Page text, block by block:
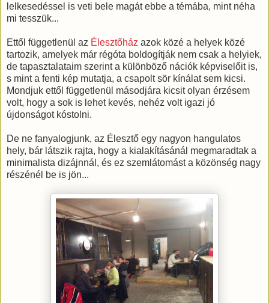
lelkesedéssel is veti bele magát ebbe a témába, mint néha
mi tesszük...
Ettől függetlenül az Élesztőház azok közé a helyek közé
tartozik, amelyek már régóta boldogítják nem csak a helyiek,
de tapasztalataim szerint a különböző nációk képviselőit is,
s mint a fenti kép mutatja, a csapolt sör kínálat sem kicsi.
Mondjuk ettől függetlenül másodjára kicsit olyan érzésem
volt, hogy a sok is lehet kevés, nehéz volt igazi jó
újdonságot kóstolni.
De ne fanyalogjunk, az Élesztő egy nagyon hangulatos
hely, bár látszik rajta, hogy a kialakításánál megmaradtak a
minimalista dizájnnál, és ez szemlátomást a közönség nagy
részénél be is jön...